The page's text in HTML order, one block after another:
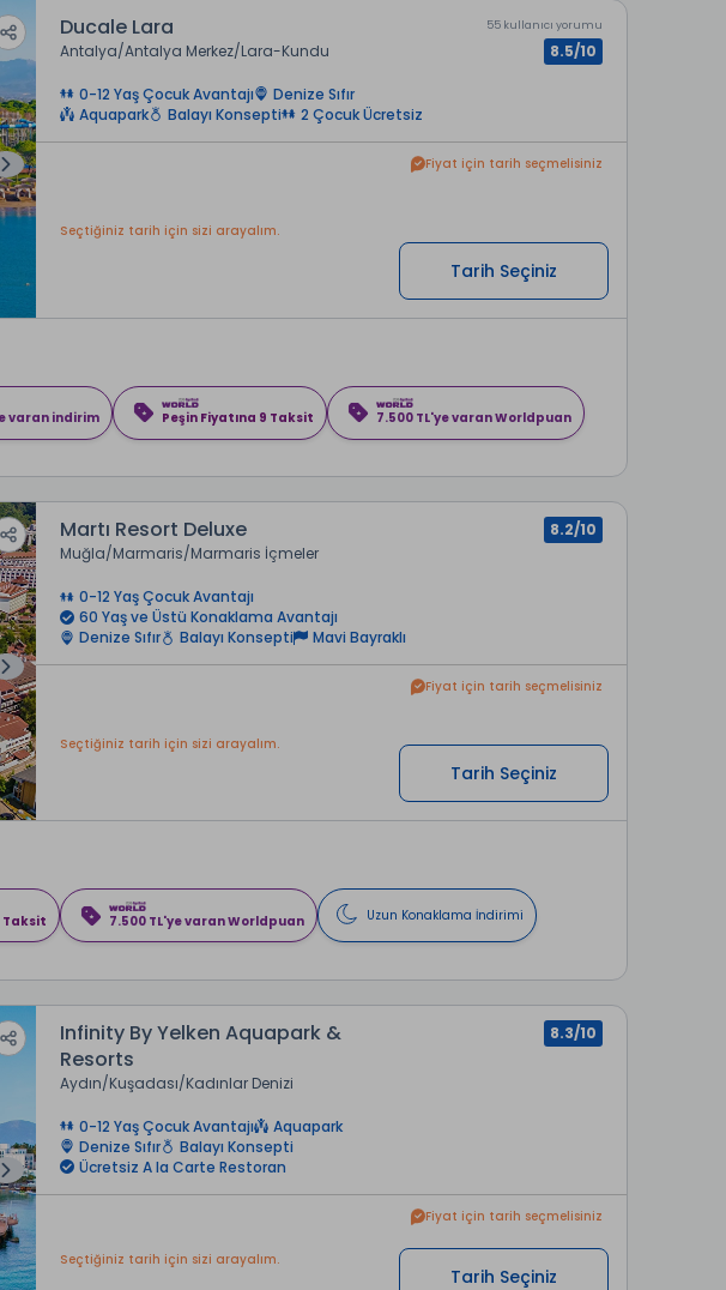
Ducale Lara
Antalya Antalya Merkez Lara-Kundu
0-12 Yaş Çocuk Avantajı
Denize Sıfır
Aquapark
Balayı Konsepti 2 Çocuk Ücretsiz
55 kullanıcı yorumu
8.5/10
Seçtiğiniz tarih için sizi arayalım.
Fiyat için tarih seçmelisiniz
Tarih Seçiniz
varan indirim Peşin Fiyatına 9 Taksit 7.500 TL'ye varan Worldpuan
Martı Resort Deluxe
Muğla Marmaris Marmaris İçmeler
0-12 Yaş Çocuk Avantajı
60 Yaş ve Üstü Konaklama Avantajı
Denize Sıfır
Balayı Konsepti Mavi Bayraklı
8.2/10
Seçtiğiniz tarih için sizi arayalım.
Fiyat için tarih seçmelisiniz
Tarih Seçiniz
Taksit 7.500 TL'ye varan Worldpuan Uzun Konaklama İndirimi
Infinity By Yelken Aquapark &
Resorts
Aydın Kuşadası Kadınlar Denizi
0-12 Yaş Çocuk Avantajı
Aquapark
Denize Sıfır
Balayı Konsepti
Ücretsiz A la Carte Restoran
8.3/10
Seçtiğiniz tarih için sizi arayalım.
Fiyat için tarih seçmelisiniz
Tarih Seçiniz